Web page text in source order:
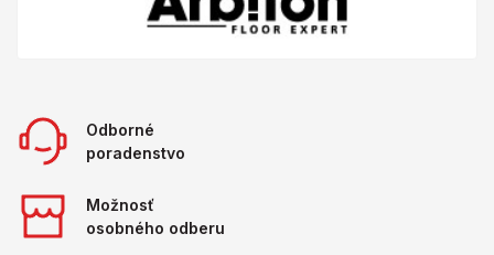
Odborné
poradenstvo
Možnosť
osobného odberu